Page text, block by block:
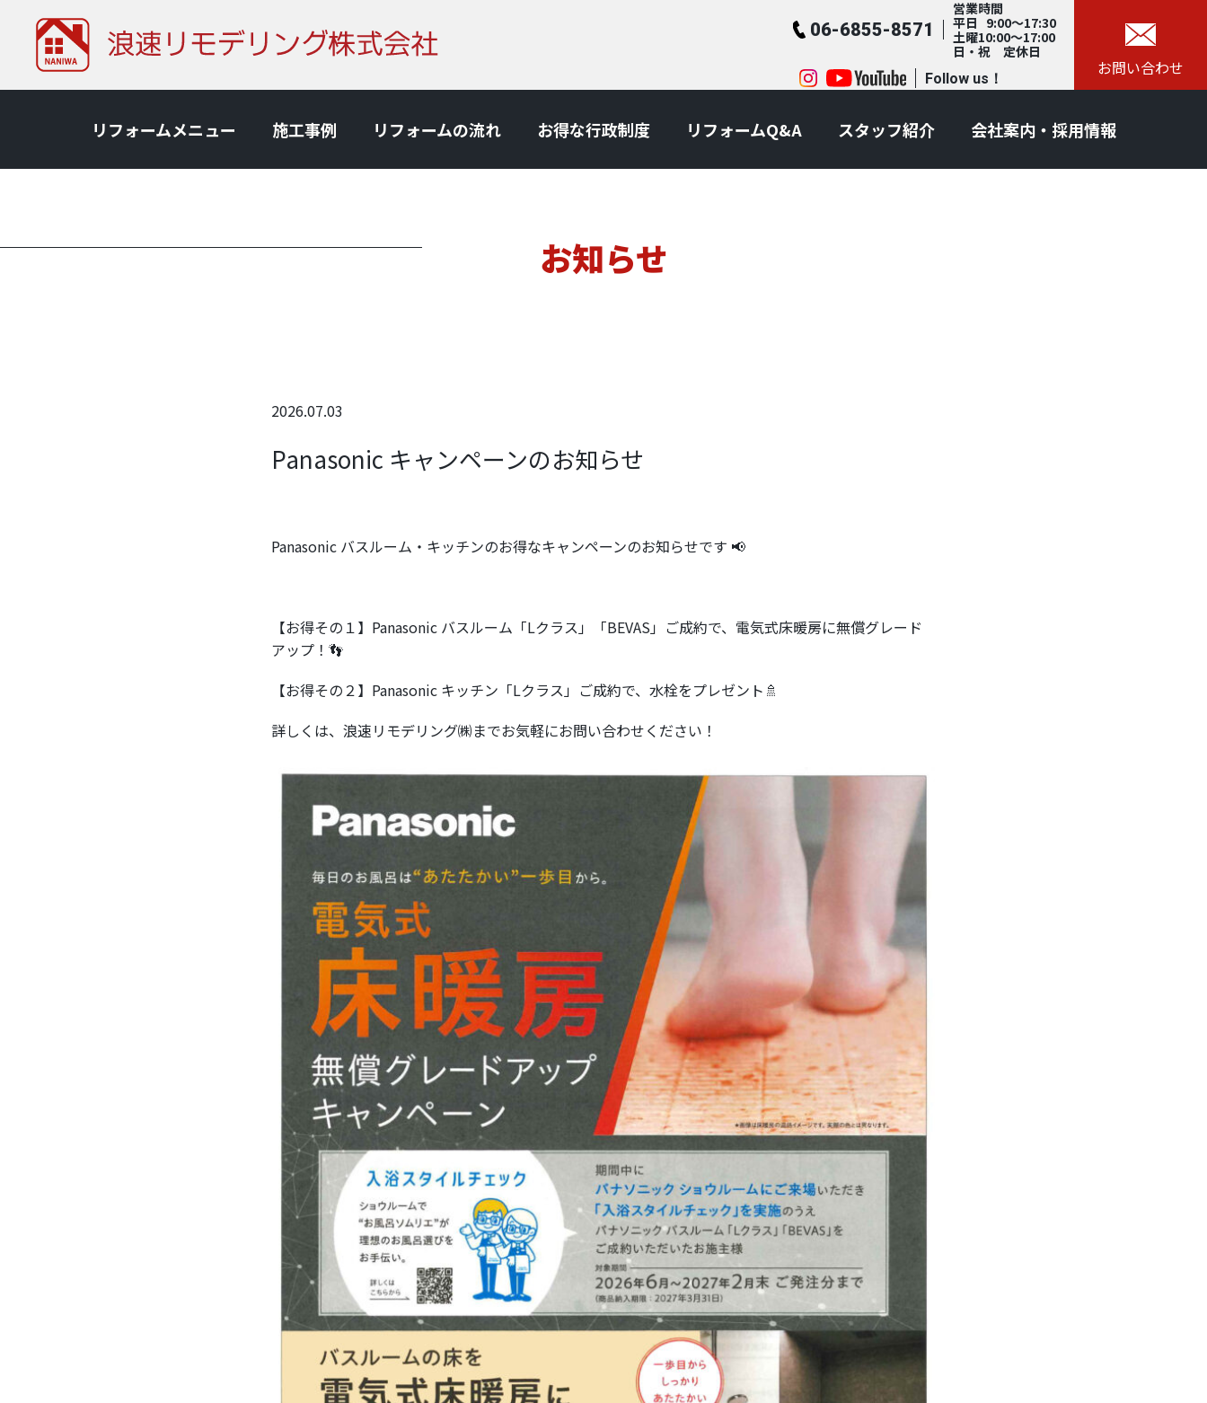
06-6855-8571
営業時間
平日 9:00～17:30
土曜10:00～17:00
日・祝 定休日
Follow us！ お問い合わせ
リフォームメニュー 施⼯事例 リフォームの流れ お得な⾏政制度 リフォームQ&A スタッフ紹介 会社案内・採用情報
お知らせ
2026.07.03
Panasonic キャンペーンのお知らせ
Panasonic バスルーム・キッチンのお得なキャンペーンのお知らせです 📢
【お得その１】Panasonic バスルーム「Lクラス」「BEVAS」ご成約で、電気式床暖房に無償グレード
アップ！👣
【お得その２】Panasonic キッチン「Lクラス」ご成約で、水栓をプレゼント🚿
詳しくは、浪速リモデリング㈱までお気軽にお問い合わせください！